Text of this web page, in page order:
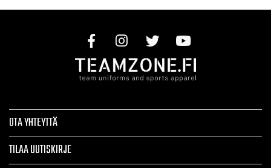
OTA YHTEYTTÄ
TILAA UUTISKIRJE